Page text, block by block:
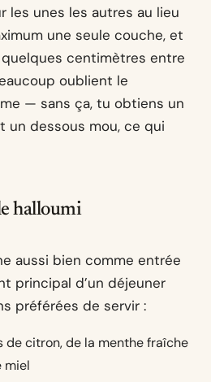
les unes les autres au lieu
une seule couche, et
centimètres entre
oublient le
— sans ça, tu obtiens un
un dessous mou, ce qui
halloumi
aussi bien comme entrée
principal d’un déjeuner
préférées de servir :
de citron, de la menthe fraîche
miel